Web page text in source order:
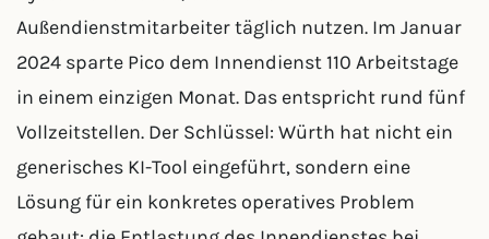
Außendienstmitarbeiter täglich nutzen. Im Januar
2024 sparte Pico dem Innendienst 110 Arbeitstage
in einem einzigen Monat. Das entspricht rund fünf
Vollzeitstellen. Der Schlüssel: Würth hat nicht ein
generisches KI-Tool eingeführt, sondern eine
Lösung für ein konkretes operatives Problem